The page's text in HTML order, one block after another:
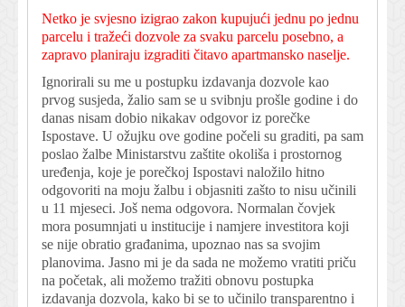
Netko je svjesno izigrao zakon kupujući jednu po jednu
parcelu i tražeći dozvole za svaku parcelu posebno, a
zapravo planiraju izgraditi čitavo apartmansko naselje.
Ignorirali su me u postupku izdavanja dozvole kao
prvog susjeda, žalio sam se u svibnju prošle godine i do
danas nisam dobio nikakav odgovor iz porečke
Ispostave. U ožujku ove godine počeli su graditi, pa sam
poslao žalbe Ministarstvu zaštite okoliša i prostornog
uređenja, koje je porečkoj Ispostavi naložilo hitno
odgovoriti na moju žalbu i objasniti zašto to nisu učinili
u 11 mjeseci. Još nema odgovora. Normalan čovjek
mora posumnjati u institucije i namjere investitora koji
se nije obratio građanima, upoznao nas sa svojim
planovima. Jasno mi je da sada ne možemo vratiti priču
na početak, ali možemo tražiti obnovu postupka
izdavanja dozvola, kako bi se to učinilo transparentno i